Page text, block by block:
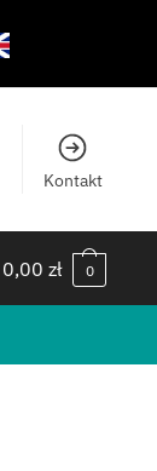
Kontakt
0,00zł 0